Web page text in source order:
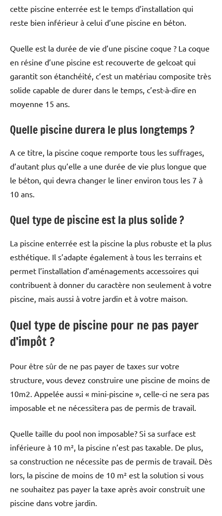
cette piscine enterrée est le temps d’installation qui
reste bien inférieur à celui d’une piscine en béton.
Quelle est la durée de vie d’une piscine coque ? La coque
en résine d’une piscine est recouverte de gelcoat qui
garantit son étanchéité, c’est un matériau composite très
solide capable de durer dans le temps, c’est-à-dire en
moyenne 15 ans.
Quelle piscine durera le plus longtemps ?
A ce titre, la piscine coque remporte tous les suffrages,
d’autant plus qu’elle a une durée de vie plus longue que
le béton, qui devra changer le liner environ tous les 7 à
10 ans.
Quel type de piscine est la plus solide ?
La piscine enterrée est la piscine la plus robuste et la plus
esthétique. Il s’adapte également à tous les terrains et
permet l’installation d’aménagements accessoires qui
contribuent à donner du caractère non seulement à votre
piscine, mais aussi à votre jardin et à votre maison.
Quel type de piscine pour ne pas payer
d’impôt ?
Pour être sûr de ne pas payer de taxes sur votre
structure, vous devez construire une piscine de moins de
10m2. Appelée aussi « mini-piscine », celle-ci ne sera pas
imposable et ne nécessitera pas de permis de travail.
Quelle taille du pool non imposable? Si sa surface est
inférieure à 10 m², la piscine n’est pas taxable. De plus,
sa construction ne nécessite pas de permis de travail. Dès
lors, la piscine de moins de 10 m² est la solution si vous
ne souhaitez pas payer la taxe après avoir construit une
piscine dans votre jardin.